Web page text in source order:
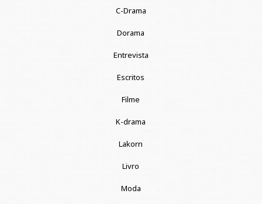
C-Drama
Dorama
Entrevista
Escritos
Filme
K-drama
Lakorn
Livro
Moda